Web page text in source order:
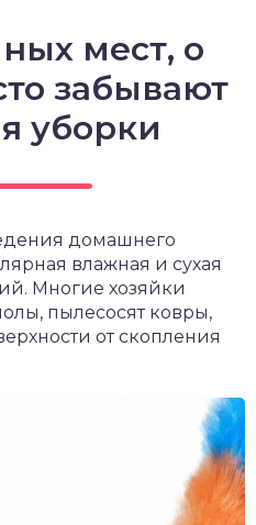
мест, о
забывают
уборки
домашнего
влажная и сухая
Многие хозяйки
пылесосят ковры,
от скопления